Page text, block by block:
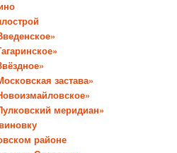
застава»
меридиан»
районе